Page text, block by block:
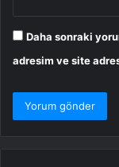
Daha sonraki
adresim ve site